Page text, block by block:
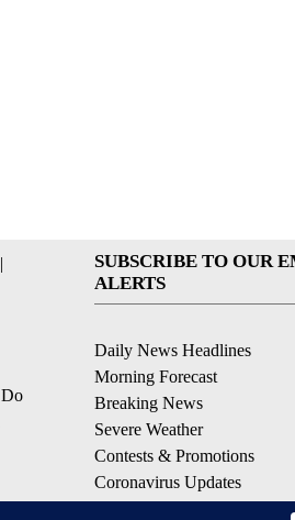
|
Do
SUBSCRIBE TO OUR
ALERTS
Daily News Headlines
Morning Forecast
Breaking News
Severe Weather
Contests & Promotions
Coronavirus Updates